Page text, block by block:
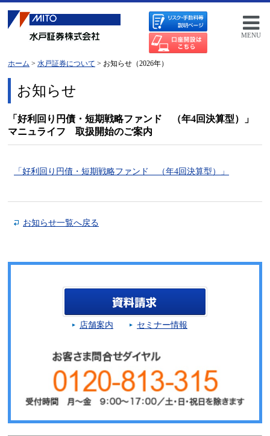
MENU
ホーム > 水戸証券について > お知らせ（2026年）
お知らせ
「好利回り円債・短期戦略ファンド （年4回決算型）」
マニュライフ 取扱開始のご案内
「好利回り円債・短期戦略ファンド （年4回決算型）」
お知らせ一覧へ戻る
店舗案内 セミナー情報